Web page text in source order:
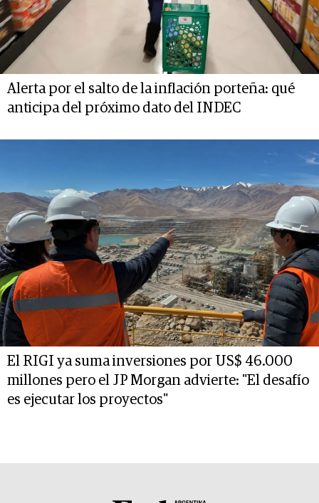
Alerta por el salto de la inflación porteña: qué
anticipa del próximo dato del INDEC
El RIGI ya suma inversiones por US$ 46.000
millones pero el JP Morgan advierte: "El desafío
es ejecutar los proyectos"